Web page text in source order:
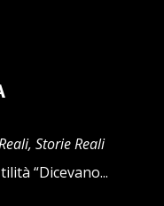
Storie Reali
“Dicevano...